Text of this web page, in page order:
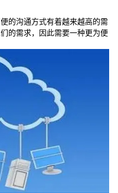
的沟通方式有着越来越高的需
的需求，因此需要一种更为便